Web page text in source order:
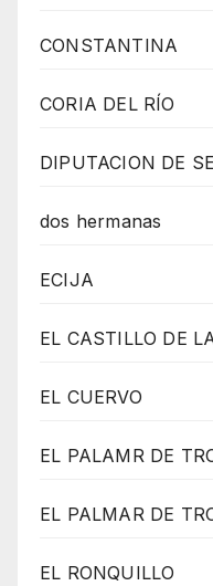
CONSTANTINA
CORIA DEL RÍO
DIPUTACION DE
dos hermanas
ECIJA
EL CASTILLO DE
EL CUERVO
EL PALAMR DE
EL PALMAR DE
EL RONQUILLO